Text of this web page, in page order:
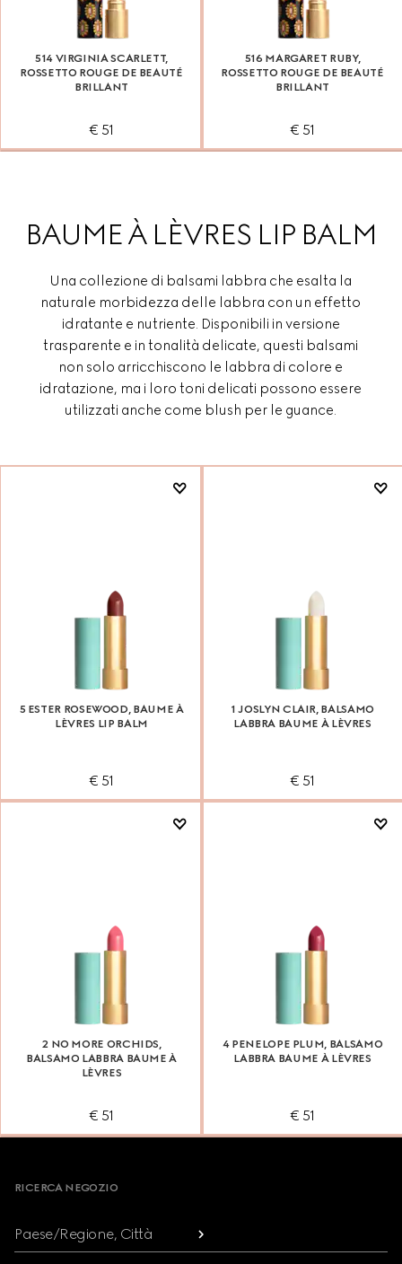
514 VIRGINIA SCARLETT,
ROSSETTO ROUGE DE BEAUTÉ
BRILLANT
€ 51
516 MARGARET RUBY,
ROSSETTO ROUGE DE BEAUTÉ
BRILLANT
€ 51
BAUME À LÈVRES LIP BALM
Una collezione di balsami labbra che esalta la
naturale morbidezza delle labbra con un effetto
idratante e nutriente. Disponibili in versione
trasparente e in tonalità delicate, questi balsami
non solo arricchiscono le labbra di colore e
idratazione, ma i loro toni delicati possono essere
utilizzati anche come blush per le guance.
5 ESTER ROSEWOOD, BAUME À
LÈVRES LIP BALM
€ 51
1 JOSLYN CLAIR, BALSAMO
LABBRA BAUME À LÈVRES
€ 51
2 NO MORE ORCHIDS,
BALSAMO LABBRA BAUME À
LÈVRES
€ 51
4 PENELOPE PLUM, BALSAMO
LABBRA BAUME À LÈVRES
€ 51
RICERCA NEGOZIO
Paese/Regione, Città